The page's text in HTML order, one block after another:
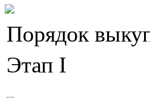
Порядок
Этап I